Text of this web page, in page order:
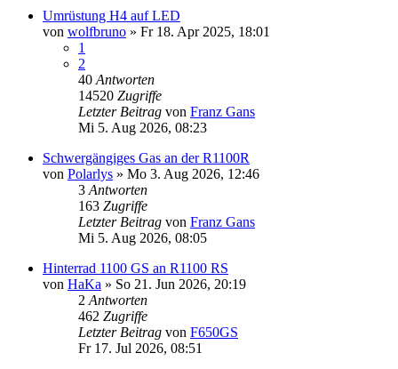
Umrüstung H4 auf LED
von wolfbruno » Fr 18. Apr 2025, 18:01
1
2
40 Antworten
14520 Zugriffe
Letzter Beitrag von Franz Gans
Mi 5. Aug 2026, 08:23
Schwergängiges Gas an der R1100R
von Polarlys » Mo 3. Aug 2026, 12:46
3 Antworten
163 Zugriffe
Letzter Beitrag von Franz Gans
Mi 5. Aug 2026, 08:05
Hinterrad 1100 GS an R1100 RS
von HaKa » So 21. Jun 2026, 20:19
2 Antworten
462 Zugriffe
Letzter Beitrag von F650GS
Fr 17. Jul 2026, 08:51